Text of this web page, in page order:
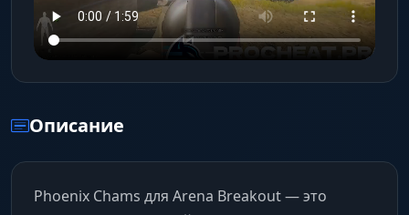
Описание
Phoenix Chams для Arena Breakout — это